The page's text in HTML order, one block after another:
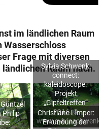
im ländlichen Raum
Wasserschloss
Frage mit diversen
Raum nach.
Sylvia Schwenk:
connect:
kaleidoscope.
Projekt
„Gipfeltreffen“
2016. ©
Christiane Limper:
Erkundung der
Philip